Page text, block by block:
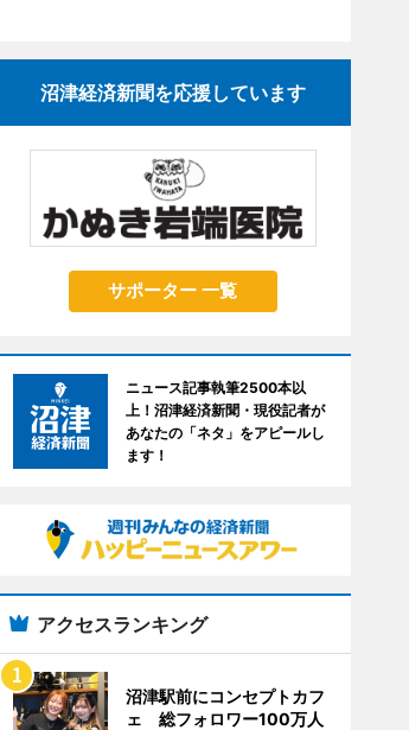
沼津経済新聞を応援しています
サポーター 一覧
ニュース記事執筆2500本以
上！沼津経済新聞・現役記者が
あなたの「ネタ」をアピールし
ます！
アクセスランキング
沼津駅前にコンセプトカフ
ェ 総フォロワー100万人